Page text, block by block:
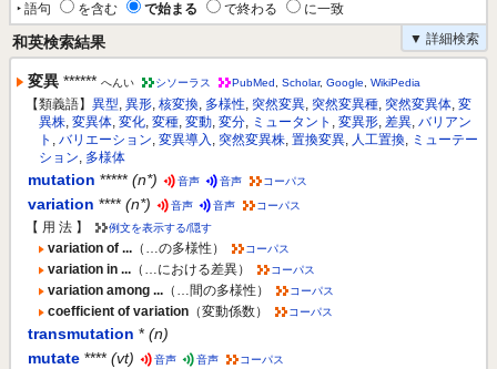
‣ 語句 を含む で始まる で終わる
に一致
▼ 詳細検索
和英検索結果
変異 ****** へんい シソーラス PubMed Scholar, Google WikiPedia
【類義語】 異型, 異形, 核変換, 多様性, 突然変異, 突然変異種, 突然変異体, 変
異株, 変異体, 変化, 変種, 変動, 変分, ミュータント , 変異形, 差異, バリアン
ト , バリエーション, 変異導入 , 突然変異株, 置換変異, 人工置換, ミューテー
ション, 多様体
mutation ***** (n*) 音声 音声 コーパス
variation **** (n*) 音声 音声 コーパス
【 用 法 】 例文を表示する/隠す
variation of ... （…の多様性） コーパス
variation in ... （…における差異） コーパス
variation among ... （…間の多様性） コーパス
coefficient of variation （変動係数） コーパス
transmutation * (n)
mutate **** (vt) 音声 音声 コーパス